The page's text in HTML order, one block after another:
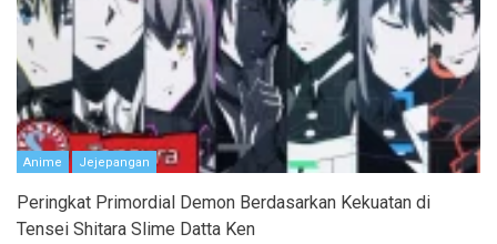
Anime Jejepangan
Peringkat Primordial Demon Berdasarkan Kekuatan di
Tensei Shitara Slime Datta Ken